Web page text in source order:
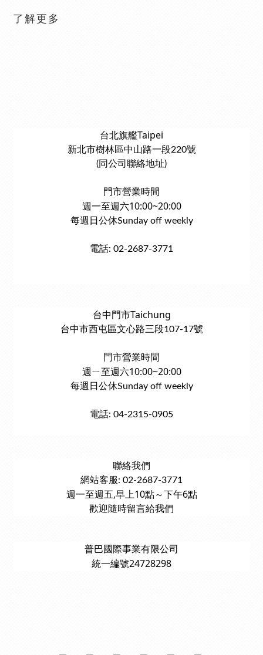
了解更多
台北旗艦Taipei
新北市樹林區中山路一段220號
(同公司聯絡地址)
門市營業時間
週一至週六10:00~20:00
每週日公休Sunday off weekly
電話: 02-2687-3771
台中門市Taichung
台中市西屯區文心路三段107-17號
門市營業時間
週ㄧ至週六10:00~20:00
每週日公休Sunday off weekly
電話: 04-2315-0905
聯絡我們
網站客服: 02-2687-3771
週一至週五,早上10點～下午6點
歡迎隨時留言給我們
普巴國際事業有限公司
統一編號24728298